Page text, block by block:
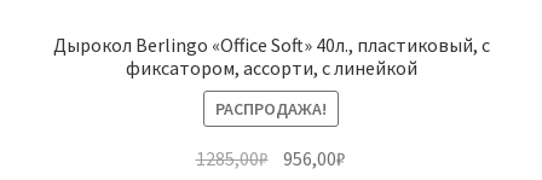
Дырокол Berlingo «Office Soft» 40л., пластиковый, с
фиксатором, ассорти, с линейкой
РАСПРОДАЖА!
1285,00₽ Первоначальная
956,00₽